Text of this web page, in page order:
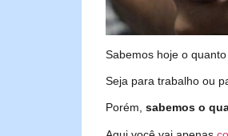
Sabemos hoje o
Seja para trabalho ou
Porém, sabemos o